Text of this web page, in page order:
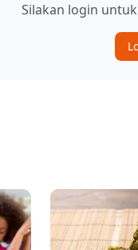
Silakan login